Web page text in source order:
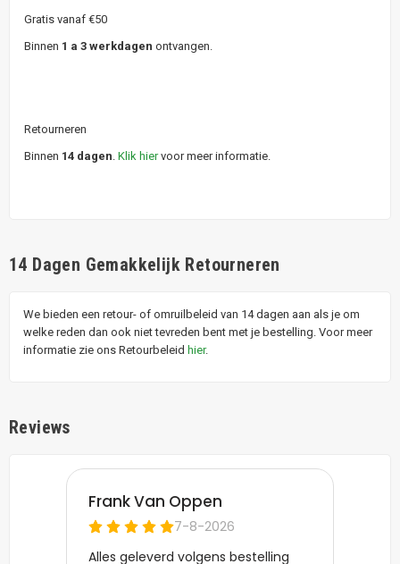
Gratis vanaf €50
Binnen 1 a 3 werkdagen ontvangen.
Retourneren
Binnen 14 dagen. Klik hiervoor meer informatie.
14 Dagen Gemakkelijk Retourneren
We bieden een retour- of omruilbeleid van 14 dagen aan als je om
welke reden dan ook niet tevreden bent met je bestelling. Voor meer
informatie zie ons Retourbeleid hier.
Reviews